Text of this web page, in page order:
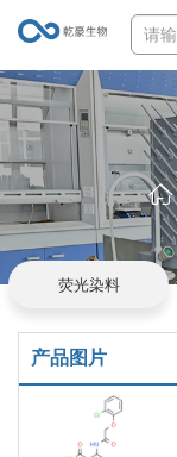
荧光染料
产品图片